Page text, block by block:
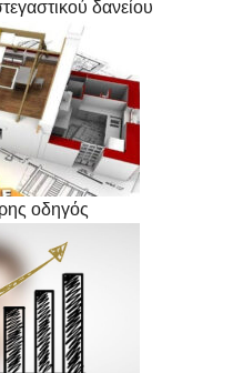
δανείου
οδηγός